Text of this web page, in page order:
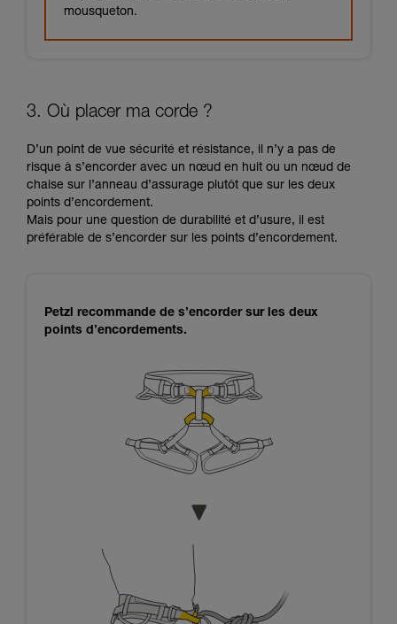
mousqueton.
3. Où placer ma corde ?
D’un point de vue sécurité et résistance, il n’y a pas de
risque à s’encorder avec un nœud en huit ou un nœud de
chaise sur l’anneau d’assurage plutôt que sur les deux
points d’encordement.
Mais pour une question de durabilité et d’usure, il est
préférable de s’encorder sur les points d’encordement.
Petzl recommande de s’encorder sur les deux
points d’encordements.